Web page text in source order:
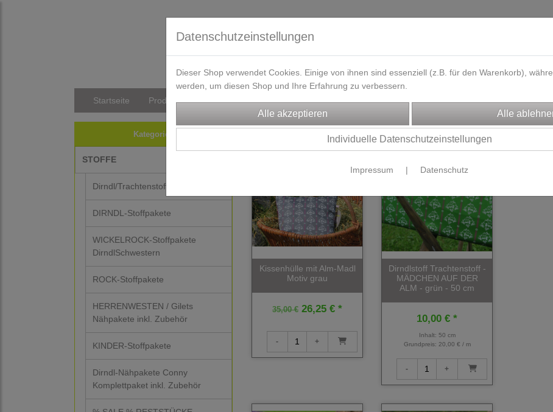
Startseite Produkte Versandkosten/Lieferzeit Kontakt / Öffnungszeiten Gutscheine
Kategorien
STOFFE
Dirndl/Trachtenstoffe
DIRNDL-Stoffpakete
WICKELROCK-Stoffpakete
DirndlSchwestern
ROCK-Stoffpakete
HERRENWESTEN / Gilets
Nähpakete inkl. Zubehör
KINDER-Stoffpakete
Dirndl-Nähpakete Conny
Komplettpaket inkl. Zubehör
ALMVOLK Stoffe
Kissenhülle mit Alm-Madl
Motiv grau
35,00 € 26,25 € *
Dirndlstoff Trachtenstoff -
MÄDCHEN AUF DER
ALM - grün - 50 cm
10,00 € *
Inhalt: 50 cm
Grundpreis: 20,00 € / m
Datenschutzeinstellungen
Dieser Shop verwendet Cookies. Einige von ihnen sind essenziell (z.B. für den Warenkorb),
werden, um diesen Shop und Ihre Erfahrung zu verbessern.
Individuelle Datenschutzeinstellungen
Impressum | Datenschutz